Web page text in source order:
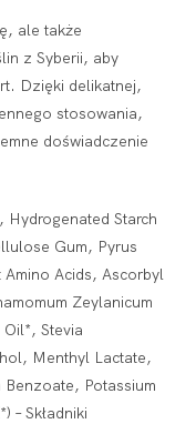
ale także
z Syberii, aby
Dzięki delikatnej,
stosowania,
doświadczenie
Starch
Gum, Pyrus
Acids, Ascorbyl
Zeylanicum
Stevia
Menthyl Lactate,
Potassium
– Składniki